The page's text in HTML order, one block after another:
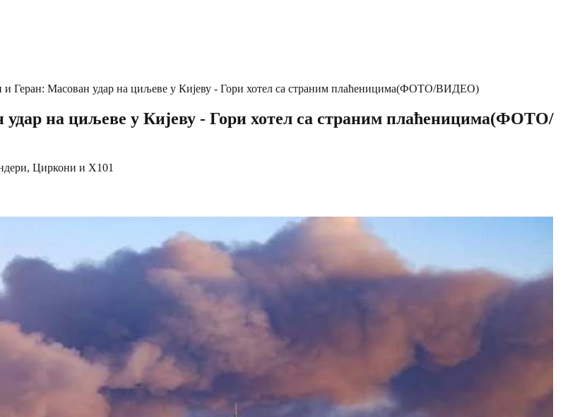
и Геран: Масован удар на циљеве у Кијеву - Гори хотел са страним плаћеницима(ФОТО/ВИДЕО)
на циљеве у Кијеву - Гори хотел са страним плаћеницима(ФОТО/
Циркони и Х101